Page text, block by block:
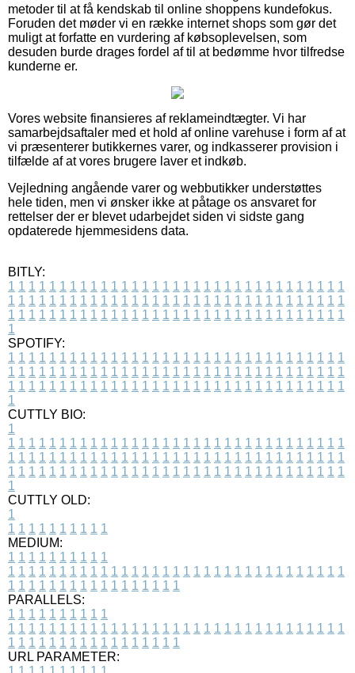
metoder til at få kendskab til online shoppens kundefokus.
Foruden det møder vi en række internet shops som gør det
muligt at forfatte en vurdering af købsoplevelsen, som
desuden burde drages fordel af til at bedømme hvor tilfredse
kunderne er.
Vores website finansieres af reklameindtægter. Vi har
samarbejdsaftaler med et hold af online varehuse i form af at
vi præsenterer butikkernes varer, og indkasserer provision i
tilfælde af at vores brugere laver et indkøb.
Vejledning angående varer og webbutikker understøttes
hele tiden, men vi ønsker ikke at påtage os ansvaret for
rettelser der er blevet udarbejdet siden vi sidste gang
opdaterede hjemmesidens data.
BITLY:
1 1 1 1 1 1 1 1 1 1 1 1 1 1 1 1 1 1 1 1 1 1 1 1 1 1 1 1 1 1 1 1 1
1 1 1 1 1 1 1 1 1 1 1 1 1 1 1 1 1 1 1 1 1 1 1 1 1 1 1 1 1 1 1 1 1
1 1 1 1 1 1 1 1 1 1 1 1 1 1 1 1 1 1 1 1 1 1 1 1 1 1 1 1 1 1 1 1 1
1
SPOTIFY:
1 1 1 1 1 1 1 1 1 1 1 1 1 1 1 1 1 1 1 1 1 1 1 1 1 1 1 1 1 1 1 1 1
1 1 1 1 1 1 1 1 1 1 1 1 1 1 1 1 1 1 1 1 1 1 1 1 1 1 1 1 1 1 1 1 1
1 1 1 1 1 1 1 1 1 1 1 1 1 1 1 1 1 1 1 1 1 1 1 1 1 1 1 1 1 1 1 1 1
1
CUTTLY BIO:
1
1 1 1 1 1 1 1 1 1 1 1 1 1 1 1 1 1 1 1 1 1 1 1 1 1 1 1 1 1 1 1 1 1
1 1 1 1 1 1 1 1 1 1 1 1 1 1 1 1 1 1 1 1 1 1 1 1 1 1 1 1 1 1 1 1 1
1 1 1 1 1 1 1 1 1 1 1 1 1 1 1 1 1 1 1 1 1 1 1 1 1 1 1 1 1 1 1 1 1
1
CUTTLY OLD:
1
1 1 1 1 1 1 1 1 1 1
MEDIUM:
1 1 1 1 1 1 1 1 1 1
1 1 1 1 1 1 1 1 1 1 1 1 1 1 1 1 1 1 1 1 1 1 1 1 1 1 1 1 1 1 1 1 1
1 1 1 1 1 1 1 1 1 1 1 1 1 1 1 1 1
PARALLELS:
1 1 1 1 1 1 1 1 1 1
1 1 1 1 1 1 1 1 1 1 1 1 1 1 1 1 1 1 1 1 1 1 1 1 1 1 1 1 1 1 1 1 1
1 1 1 1 1 1 1 1 1 1 1 1 1 1 1 1 1
URL PARAMETER: